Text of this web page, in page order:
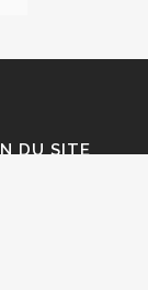
DU SITE